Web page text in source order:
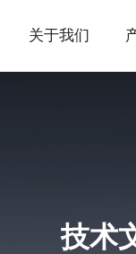
关于我们
技术